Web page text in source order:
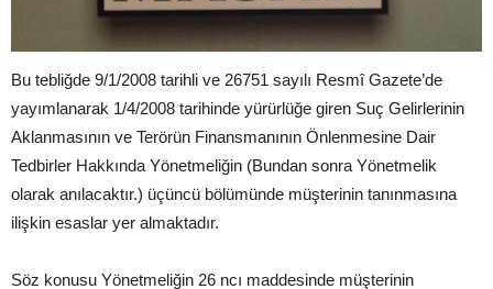
Bu tebliğde 9/1/2008 tarihli ve 26751 sayılı Resmî Gazete’de
yayımlanarak 1/4/2008 tarihinde yürürlüğe giren Suç Gelirlerinin
Aklanmasının ve Terörün Finansmanının Önlenmesine Dair
Tedbirler Hakkında Yönetmeliğin (Bundan sonra Yönetmelik
olarak anılacaktır.) üçüncü bölümünde müşterinin tanınmasına
ilişkin esaslar yer almaktadır.
Söz konusu Yönetmeliğin 26 ncı maddesinde müşterinin